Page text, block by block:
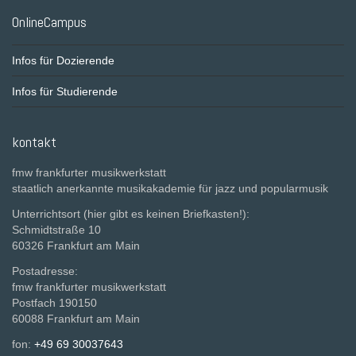
OnlineCampus
Infos für Dozierende
Infos für Studierende
kontakt
fmw frankfurter musikwerkstatt
staatlich anerkannte musikakademie für jazz und popularmusik
Unterrichtsort (hier gibt es keinen Briefkasten!):
Schmidtstraße 10
60326 Frankfurt am Main
Postadresse:
fmw frankfurter musikwerkstatt
Postfach 190150
60088 Frankfurt am Main
fon: +49 69 30037643